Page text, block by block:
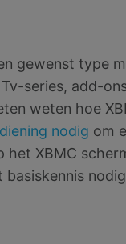
gewenst type
series, add-
weten hoe
nodig om
XBMC